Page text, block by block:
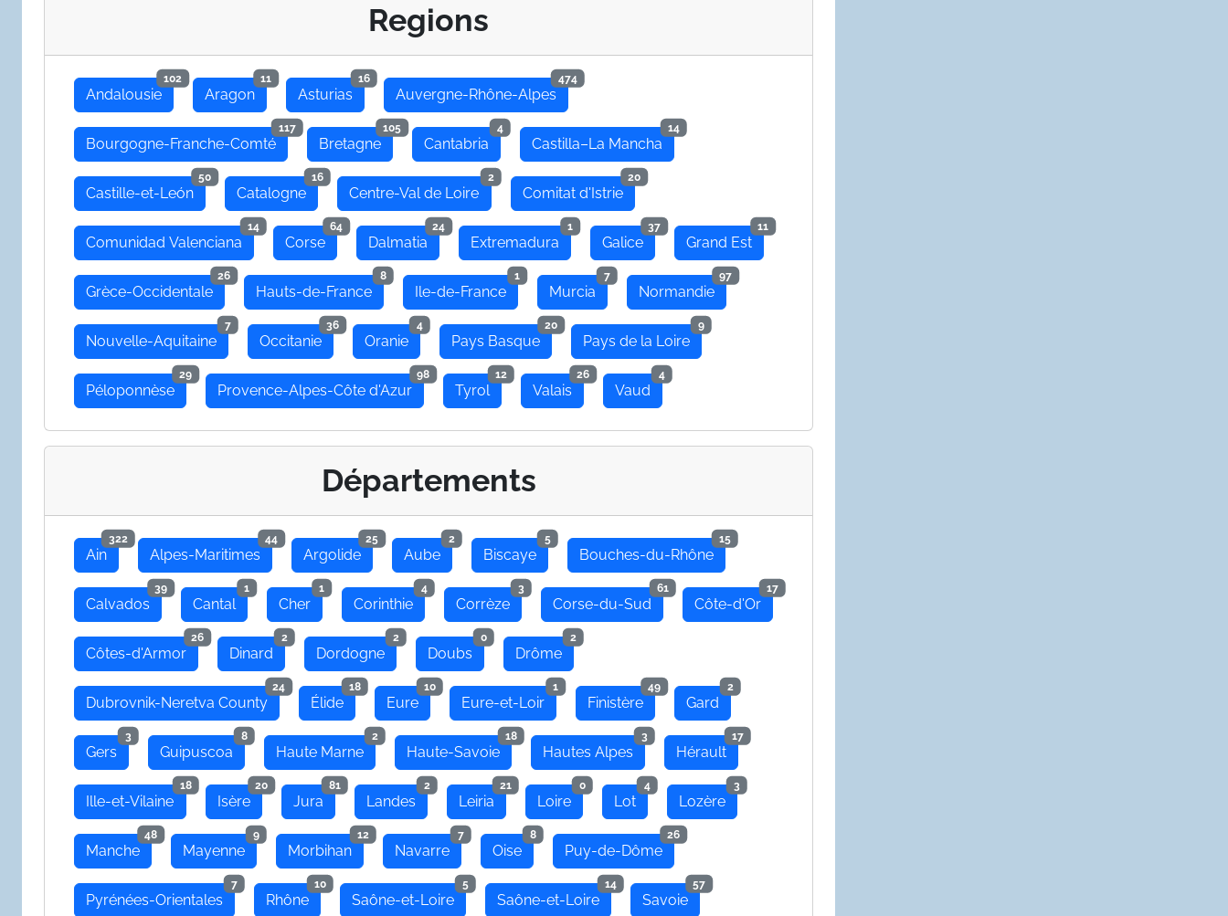
Regions
Andalousie
102
Aragon
11
Asturias
16
Auvergne-Rhône-Alpes
474
Bourgogne-Franche-Comté
117
Bretagne
105
Cantabria
4
Castilla–La Mancha
14
Castille-et-León
50
Catalogne
16
Centre-Val de Loire
2
Comitat d'Istrie
20
Comunidad Valenciana
14
Corse
64
Dalmatia
24
Extremadura
1
Galice
37
Grand Est
11
Grèce-Occidentale
26
Hauts-de-France
8
Ile-de-France
1
Murcia
7
Normandie
97
Nouvelle-Aquitaine
7
Occitanie
36
Oranie
4
Pays Basque
20
Pays de la Loire
9
Péloponnèse
29
Provence-Alpes-Côte d'Azur
98
Tyrol
12
Valais
26
Vaud
4
Départements
Ain
322
Alpes-Maritimes
44
Argolide
25
Aube
2
Biscaye
5
Bouches-du-Rhône
15
Calvados
39
Cantal
1
Cher
1
Corinthie
4
Corrèze
3
Corse-du-Sud
61
Côte-d'Or
17
Côtes-d'Armor
26
Dinard
2
Dordogne
2
Doubs
0
Drôme
2
Dubrovnik-Neretva County
24
Élide
18
Eure
10
Eure-et-Loir
1
Finistère
49
Gard
2
Gers
3
Guipuscoa
8
Haute Marne
2
Haute-Savoie
18
Hautes Alpes
3
Hérault
17
Ille-et-Vilaine
18
Isère
20
Jura
81
Landes
2
Leiria
21
Loire
0
Lot
4
Lozère
3
Manche
48
Mayenne
9
Morbihan
12
Navarre
7
Oise
8
Puy-de-Dôme
26
Pyrénées-Orientales
7
Rhône
10
Saône-et-Loire
5
Saône-et-Loire
14
Savoie
57